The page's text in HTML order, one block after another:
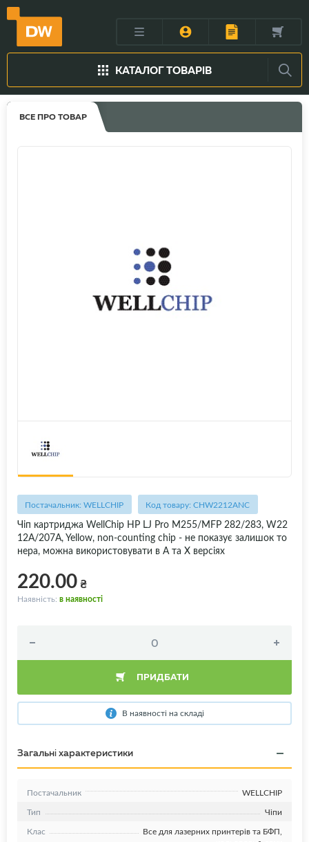
КАТАЛОГ ТОВАРІВ
ВСЕ ПРО ТОВАР
Постачальник: WELLCHIP Код товару: CHW2212ANC
Чіп картриджа WellChip HP LJ Pro M255/MFP 282/283, W22
12A/207A, Yellow, non-counting chip - не показує залишок то
нера, можна використовувати в A та X версіях
220.00₴
Наявність: в наявності
ПРИДБАТИ
В наявності на складі
Загальні характеристики
Постачальник
WELLCHIP
Тип
Чіпи
Клас
Все для лазерних принтерів та БФП,